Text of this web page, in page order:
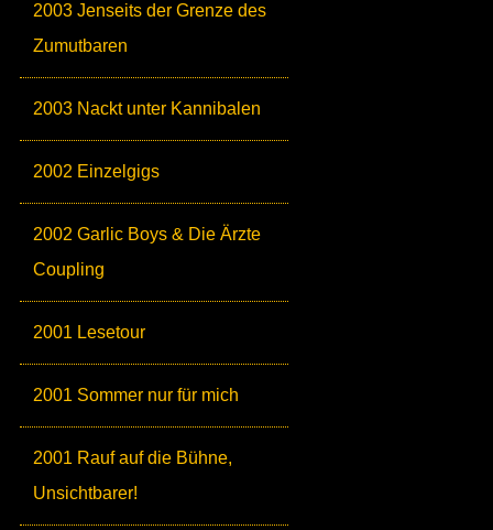
2003 Jenseits der Grenze des
Zumutbaren
2003 Nackt unter Kannibalen
2002 Einzelgigs
2002 Garlic Boys & Die Ärzte
Coupling
2001 Lesetour
2001 Sommer nur für mich
2001 Rauf auf die Bühne,
Unsichtbarer!